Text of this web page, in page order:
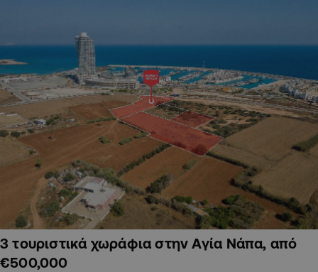
3 τουριστικά χωράφια στην Αγία Νάπα, από
€500,000